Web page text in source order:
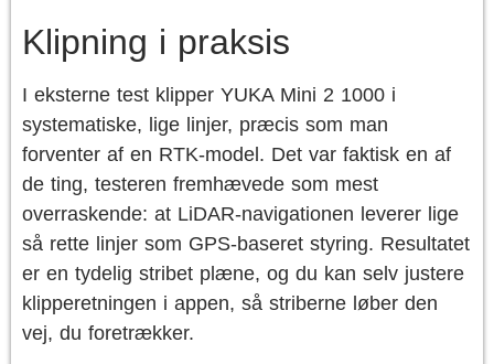
Klipning i praksis
I eksterne test klipper YUKA Mini 2 1000 i
systematiske, lige linjer, præcis som man
forventer af en RTK-model. Det var faktisk en af
de ting, testeren fremhævede som mest
overraskende: at LiDAR-navigationen leverer lige
så rette linjer som GPS-baseret styring. Resultatet
er en tydelig stribet plæne, og du kan selv justere
klipperetningen i appen, så striberne løber den
vej, du foretrækker.